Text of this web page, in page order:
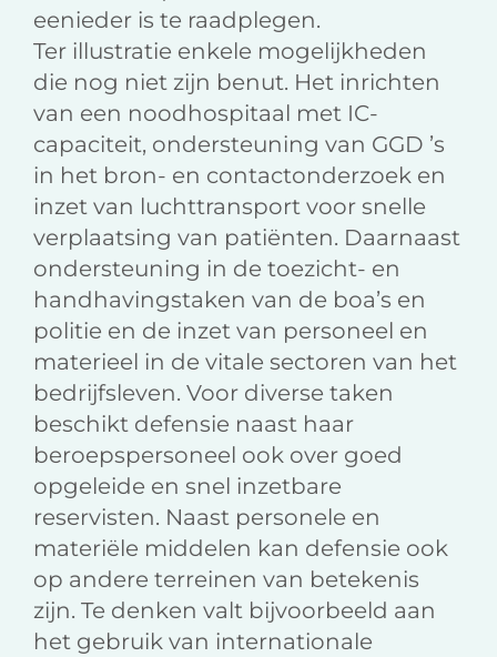
eenieder is te raadplegen.
Ter illustratie enkele mogelijkheden
die nog niet zijn benut. Het inrichten
van een noodhospitaal met IC-
capaciteit, ondersteuning van GGD ’s
in het bron- en contactonderzoek en
inzet van luchttransport voor snelle
verplaatsing van patiënten. Daarnaast
ondersteuning in de toezicht- en
handhavingstaken van de boa’s en
politie en de inzet van personeel en
materieel in de vitale sectoren van het
bedrijfsleven. Voor diverse taken
beschikt defensie naast haar
beroepspersoneel ook over goed
opgeleide en snel inzetbare
reservisten. Naast personele en
materiële middelen kan defensie ook
op andere terreinen van betekenis
zijn. Te denken valt bijvoorbeeld aan
het gebruik van internationale